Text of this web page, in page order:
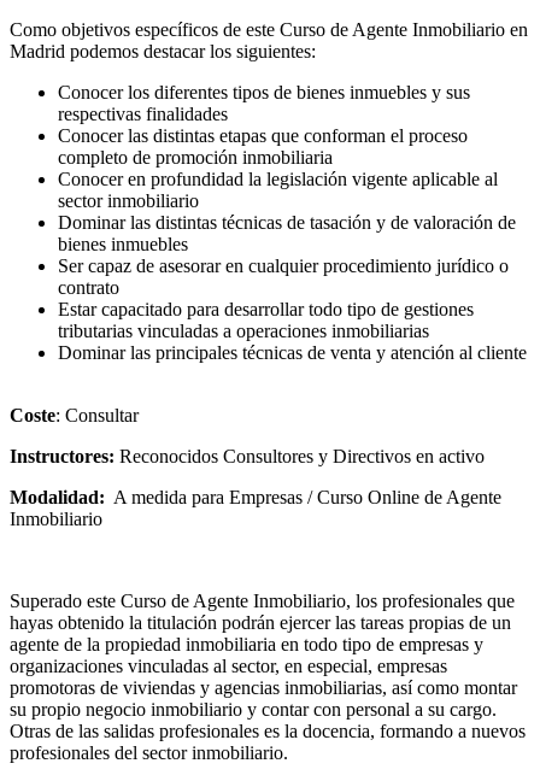
Como objetivos específicos de este Curso de Agente Inmobiliario en
Madrid podemos destacar los siguientes:
Conocer los diferentes tipos de bienes inmuebles y sus
respectivas finalidades
Conocer las distintas etapas que conforman el proceso
completo de promoción inmobiliaria
Conocer en profundidad la legislación vigente aplicable al
sector inmobiliario
Dominar las distintas técnicas de tasación y de valoración de
bienes inmuebles
Ser capaz de asesorar en cualquier procedimiento jurídico o
contrato
Estar capacitado para desarrollar todo tipo de gestiones
tributarias vinculadas a operaciones inmobiliarias
Dominar las principales técnicas de venta y atención al cliente
Coste: Consultar
Instructores: Reconocidos Consultores y Directivos en activo
Modalidad: A medida para Empresas / Curso Online de Agente
Inmobiliario
Superado este Curso de Agente Inmobiliario, los profesionales que
hayas obtenido la titulación podrán ejercer las tareas propias de un
agente de la propiedad inmobiliaria en todo tipo de empresas y
organizaciones vinculadas al sector, en especial, empresas
promotoras de viviendas y agencias inmobiliarias, así como montar
su propio negocio inmobiliario y contar con personal a su cargo.
Otras de las salidas profesionales es la docencia, formando a nuevos
profesionales del sector inmobiliario.